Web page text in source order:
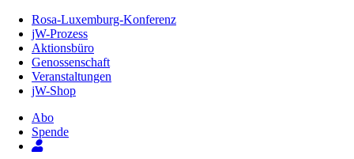
Inhalt
Seite
Rosa-Luxemburg-Konferenz
jW-Prozess
Aktionsbüro
Genossenschaft
Veranstaltungen
jW-Shop
Abo
Spende